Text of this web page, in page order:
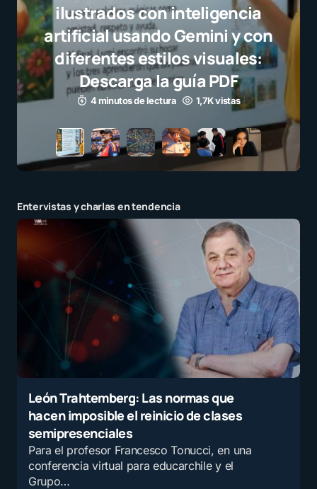
Javier Bardem elogia a la
selección campeona y destaca
el juego limpio como ejemplo
para millones de niños
3 minutos de lectura 1,1K vistas
Entervistas y charlas en tendencia
León Trahtemberg: Las normas que
hacen imposible el reinicio de clases
semipresenciales
Para el profesor Francesco Tonucci, en una
conferencia virtual para educarchile y el
Grupo…